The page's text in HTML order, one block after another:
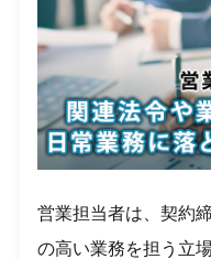
営業担当者は、契約
の高い業務を担う立